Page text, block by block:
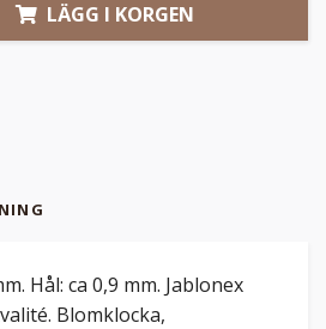
LÄGG I KORGEN
Hål: ca 0,9 mm. Jablonex
Blomklocka,